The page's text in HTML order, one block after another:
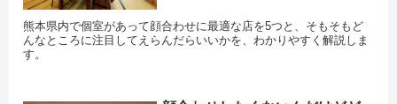
熊本県内で個室があって顔合わせに最適な店を5つと、そもそもど
んなところに注目してえらんだらいいかを、わかりやすく解説しま
す。